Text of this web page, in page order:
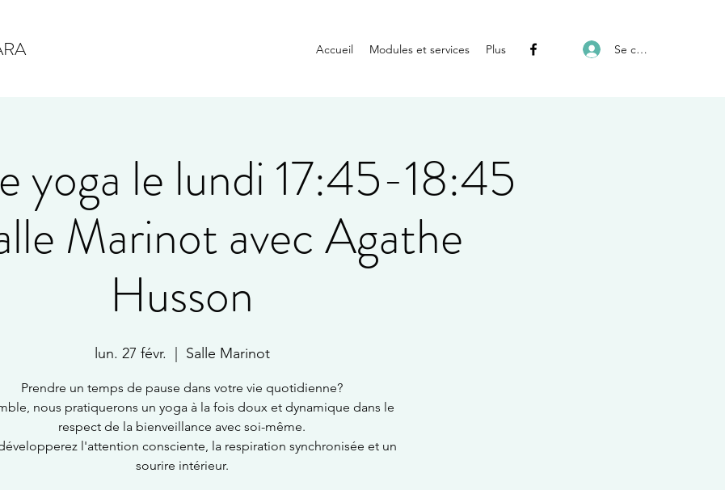
Accueil Modules et services Plus Se connecter
yoga le lundi 17:45-18:45
Marinot avec Agathe
Husson
lun. 27 févr. Salle Marinot
Prendre un temps de pause dans votre vie quotidienne?
nous pratiquerons un yoga à la fois doux et dynamique dans le
respect de la bienveillance avec soi-même.
l'attention consciente, la respiration synchronisée et un
sourire intérieur.